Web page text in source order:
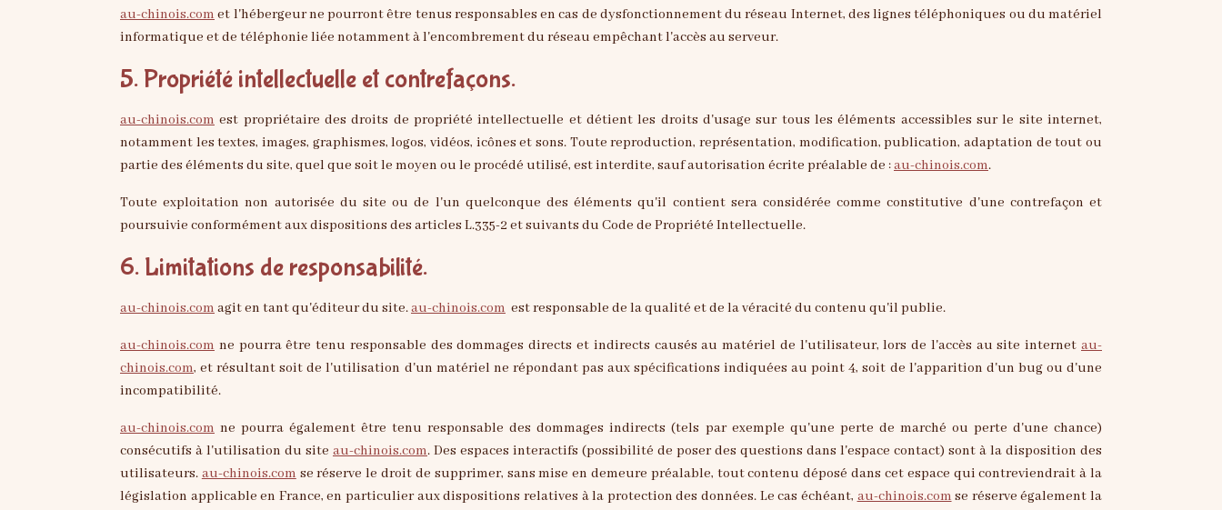
au-chinois.com et l'hébergeur ne pourront être tenus responsables en cas de dysfonctionnement du réseau Internet, des lignes téléphoniques ou du matériel
informatique et de téléphonie liée notamment à l'encombrement du réseau empêchant l'accès au serveur.
5. Propriété intellectuelle et contrefaçons.
au-chinois.com est propriétaire des droits de propriété intellectuelle et détient les droits d'usage sur tous les éléments accessibles sur le site internet,
notamment les textes, images, graphismes, logos, vidéos, icônes et sons. Toute reproduction, représentation, modification, publication, adaptation de tout ou
partie des éléments du site, quel que soit le moyen ou le procédé utilisé, est interdite, sauf autorisation écrite préalable de :au-chinois.com.
Toute exploitation non autorisée du site ou de l'un quelconque des éléments qu'il contient sera considérée comme constitutive d'une contrefaçon et
poursuivie conformément aux dispositions des articles L.335-2 et suivants du Code de Propriété Intellectuelle.
6. Limitations de responsabilité.
au-chinois.com agit en tant qu'éditeur du site.au-chinois.com est responsable de la qualité et de la véracité du contenu qu'il publie.
au-chinois.com ne pourra être tenu responsable des dommages directs et indirects causés au matériel de l'utilisateur, lors de l'accès au site internet au-
chinois.com, et résultant soit de l'utilisation d'un matériel ne répondant pas aux spécifications indiquées au point 4, soit de l'apparition d'un bug ou d'une
incompatibilité.
au-chinois.com ne pourra également être tenu responsable des dommages indirects (tels par exemple qu'une perte de marché ou perte d'une chance)
consécutifs à l'utilisation du site au-chinois.com. Des espaces interactifs (possibilité de poser des questions dans l'espace contact) sont à la disposition des
utilisateurs. au-chinois.com se réserve le droit de supprimer, sans mise en demeure préalable, tout contenu déposé dans cet espace qui contreviendrait à la
législation applicable en France, en particulier aux dispositions relatives à la protection des données. Le cas échéant, au-chinois.com se réserve également la